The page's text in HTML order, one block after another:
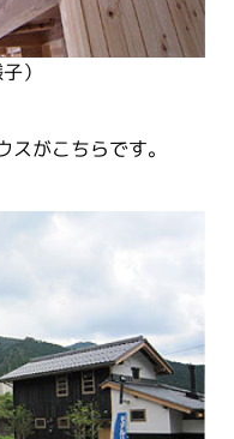
）
がこちらです。